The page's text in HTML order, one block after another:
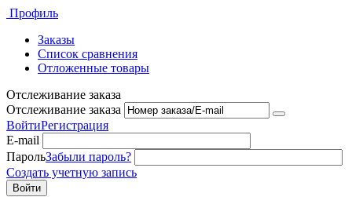
Профиль
Заказы
Список сравнения
Отложенные товары
Отслеживание заказа
Отслеживание заказа
ВойтиРегистрация
E-mail
ПарольЗабыли пароль?
Создать учетную запись
Войти